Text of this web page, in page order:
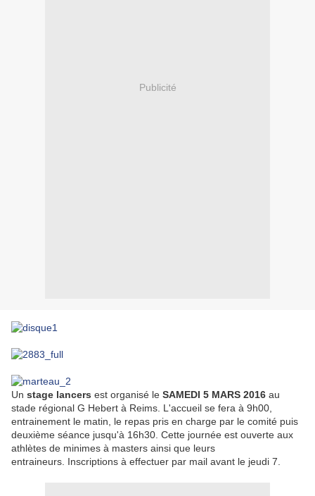
Publicité
Un stage lancers est organisé le SAMEDI 5 MARS 2016 au
stade régional G Hebert à Reims. L'accueil se fera à 9h00,
entrainement le matin, le repas pris en charge par le comité puis
deuxième séance jusqu'à 16h30. Cette journée est ouverte aux
athlètes de minimes à masters ainsi que leurs
entraineurs. Inscriptions à effectuer par mail avant le jeudi 7.